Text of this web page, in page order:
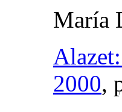
María
2000,